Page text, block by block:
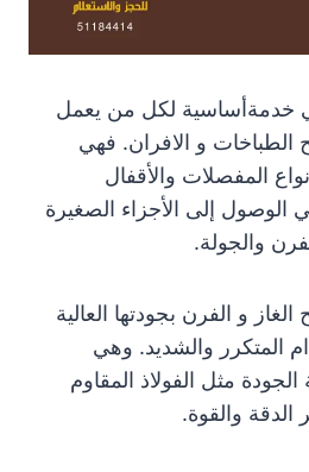
خدمةأساسية لكل من يعمل
و الافران. فهي
المفصلات والأقفال
الوصول إلى الأجزاء الصغيرة
والجولة.
و الفرن بجودتها العالية
المتكرر والشديد. وهي
مثل الفولاذ المقاوم
الدقة والقوة.